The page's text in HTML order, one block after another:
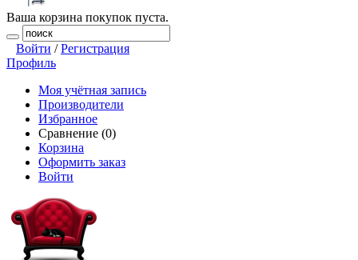
Ваша корзина покупок пуста.
Войти /Регистрация
Профиль
Моя учётная запись
Производители
Избранное
Сравнение (0)
Корзина
Оформить заказ
Войти